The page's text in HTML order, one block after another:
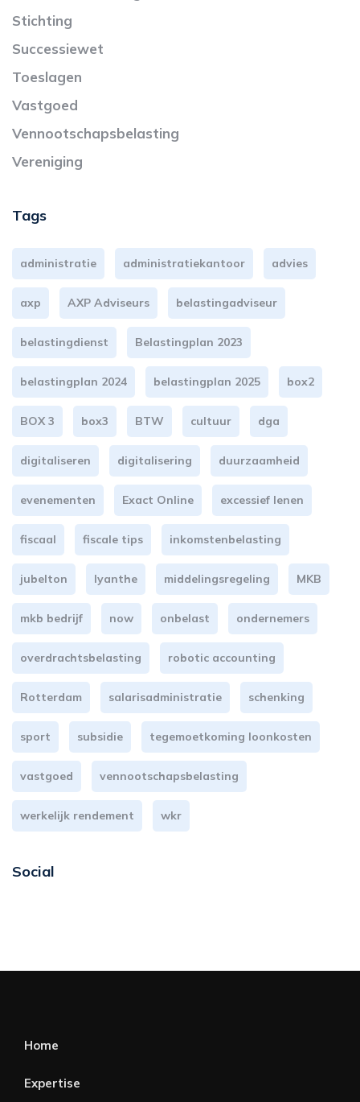
Stichting
Successiewet
Toeslagen
Vastgoed
Vennootschapsbelasting
Vereniging
Tags
administratie administratiekantoor advies
axp AXP Adviseurs belastingadviseur
belastingdienst Belastingplan 2023
belastingplan 2024 belastingplan 2025 box2
BOX 3 box3 BTW cultuur dga
digitaliseren digitalisering duurzaamheid
evenementen Exact Online excessief lenen
fiscaal fiscale tips inkomstenbelasting
jubelton lyanthe middelingsregeling MKB
mkb bedrijf now onbelast ondernemers
overdrachtsbelasting robotic accounting
Rotterdam salarisadministratie schenking
sport subsidie tegemoetkoming loonkosten
vastgoed vennootschapsbelasting
werkelijk rendement wkr
Social
Home
Expertise